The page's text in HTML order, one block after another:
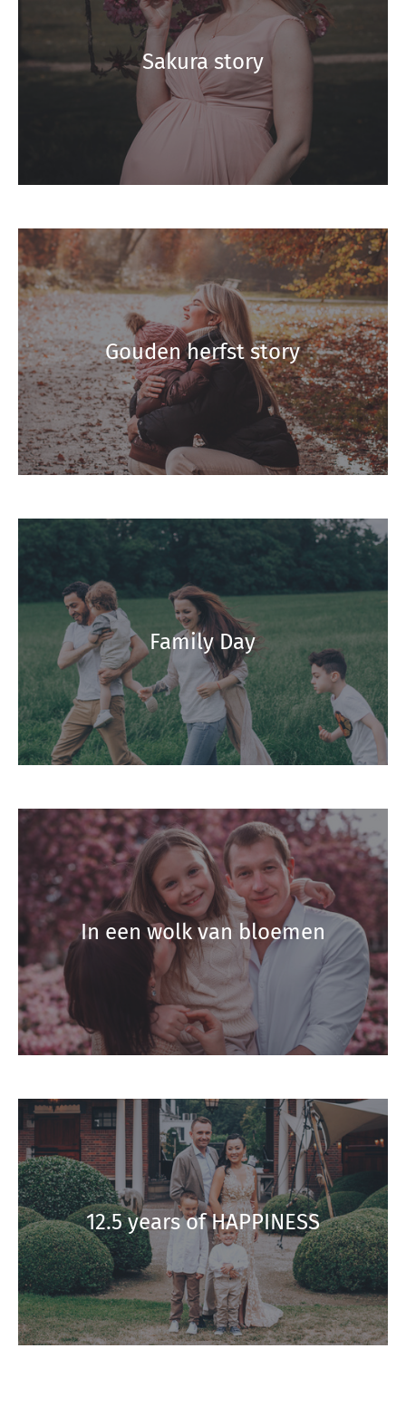
Sakura story
Gouden herfst story
Family Day
In een wolk van bloemen
12.5 years of HAPPINESS